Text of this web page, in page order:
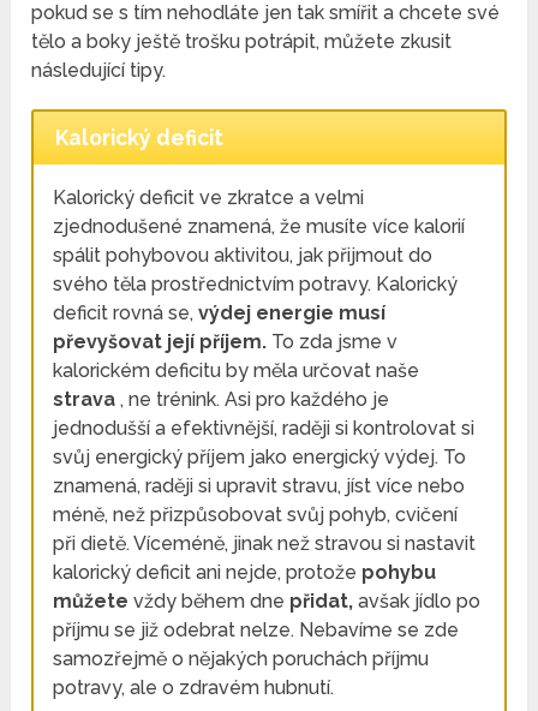
pokud se s tím nehodláte jen tak smířit a chcete své
tělo a boky ještě trošku potrápit, můžete zkusit
následující tipy.
Kalorický deficit
Kalorický deficit ve zkratce a velmi
zjednodušené znamená, že musíte více kalorií
spálit pohybovou aktivitou, jak přijmout do
svého těla prostřednictvím potravy. Kalorický
deficit rovná se,výdej energie musí
převyšovat její příjem. To zda jsme v
kalorickém deficitu by měla určovat naše
strava, ne trénink. Asi pro každého je
jednodušší a efektivnější, raději si kontrolovat si
svůj energický příjem jako energický výdej. To
znamená, raději si upravit stravu, jíst více nebo
méně, než přizpůsobovat svůj pohyb, cvičení
při dietě. Víceméně, jinak než stravou si nastavit
kalorický deficit ani nejde, protože pohybu
můžetevždy během dne přidat,avšak jídlo po
příjmu se již odebrat nelze. Nebavíme se zde
samozřejmě o nějakých poruchách příjmu
potravy, ale o zdravém hubnutí.